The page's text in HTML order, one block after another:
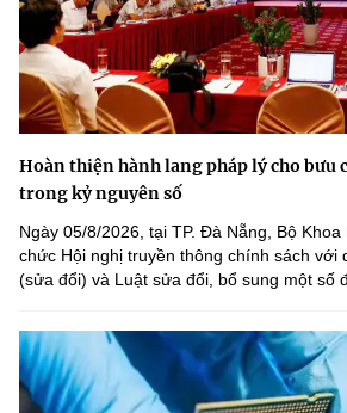
Hoàn thiện hành lang pháp lý cho bưu
trong kỷ nguyên số
Ngày 05/8/2026, tại TP. Đà Nẵng, Bộ
chức Hội nghị truyền thông chính sách với
(sửa đổi) và Luật sửa đổi, bổ sung một số